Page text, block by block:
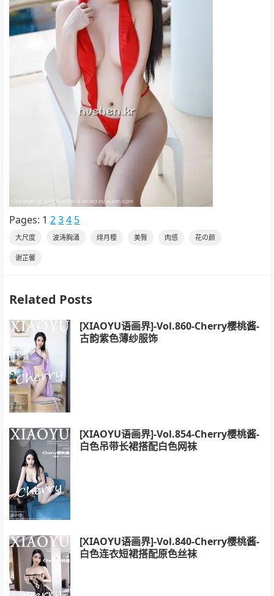
Pages: 1 2 3 4 5
大尺度 波涛胸涌 绯月樱 美臀 肉感 花の颜
谢芷馨
Related Posts
[XIAOYU语画界]-Vol.860-Cherry樱桃酱-
古韵紫色薄纱服饰
[XIAOYU语画界]-Vol.854-Cherry樱桃酱-
白色吊带长裙搭配白色网袜
[XIAOYU语画界]-Vol.840-Cherry樱桃酱-
白色连衣短裙搭配原色丝袜